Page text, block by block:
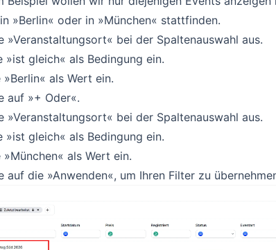
»Berlin« oder in »München« stattfinden.
»Veranstaltungsort« bei der Spaltenauswahl aus.
»ist gleich« als Bedingung ein.
»Berlin« als Wert ein.
auf »+ Oder«.
»Veranstaltungsort« bei der Spaltenauswahl aus.
»ist gleich« als Bedingung ein.
»München« als Wert ein.
auf die »Anwenden«, um Ihren Filter zu